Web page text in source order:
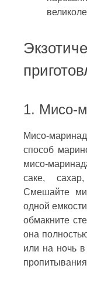
1. Мисо-
Мисо-
способ
мисо-
саке,
Смешайте
одной
обмакните
она
или на ночь в
пропитывания